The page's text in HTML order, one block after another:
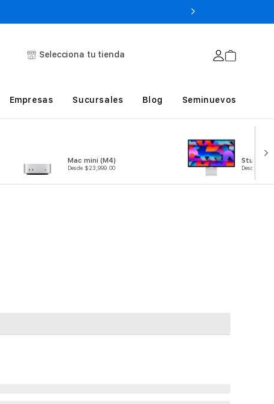
Selecciona tu tienda
Empresas Sucursales Blog Seminuevos
Mac mini (M4)
Desde $23,999.00
Studio
Desde